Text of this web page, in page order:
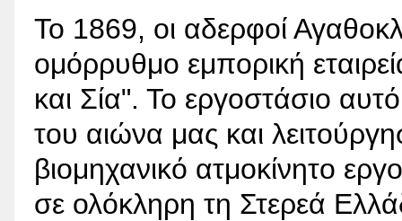
Το 1869, οι αδερφοί
ομόρρυθμο εμπορική
και Σία". Το εργοστάσιο
του αιώνα μας και
βιομηχανικό ατμοκίνητο
σε ολόκληρη τη Στερεά